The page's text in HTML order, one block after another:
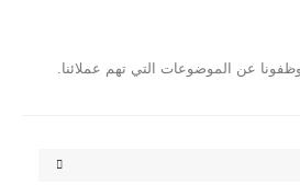
عن الموضوعات التي تهم عملائنا.